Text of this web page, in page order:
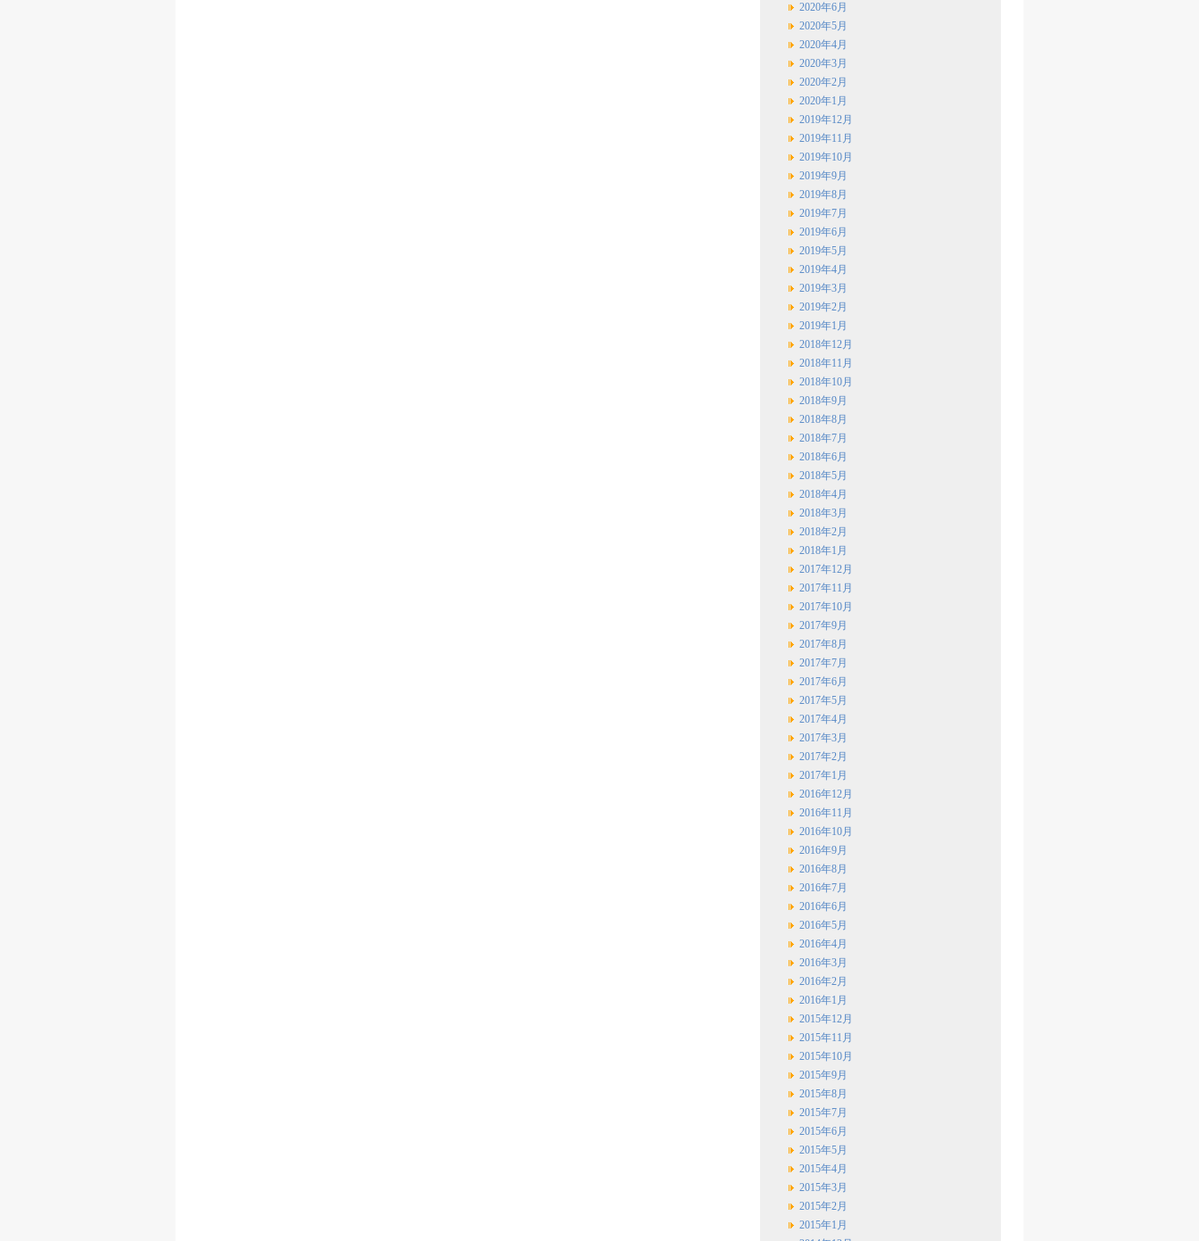
2020年6月
2020年5月
2020年4月
2020年3月
2020年2月
2020年1月
2019年12月
2019年11月
2019年10月
2019年9月
2019年8月
2019年7月
2019年6月
2019年5月
2019年4月
2019年3月
2019年2月
2019年1月
2018年12月
2018年11月
2018年10月
2018年9月
2018年8月
2018年7月
2018年6月
2018年5月
2018年4月
2018年3月
2018年2月
2018年1月
2017年12月
2017年11月
2017年10月
2017年9月
2017年8月
2017年7月
2017年6月
2017年5月
2017年4月
2017年3月
2017年2月
2017年1月
2016年12月
2016年11月
2016年10月
2016年9月
2016年8月
2016年7月
2016年6月
2016年5月
2016年4月
2016年3月
2016年2月
2016年1月
2015年12月
2015年11月
2015年10月
2015年9月
2015年8月
2015年7月
2015年6月
2015年5月
2015年4月
2015年3月
2015年2月
2015年1月